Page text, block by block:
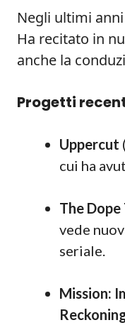
Negli ultimi
Ha recitato in
anche la
Progetti
Uppercut
cui ha
The
vede
seriale.
Mission: